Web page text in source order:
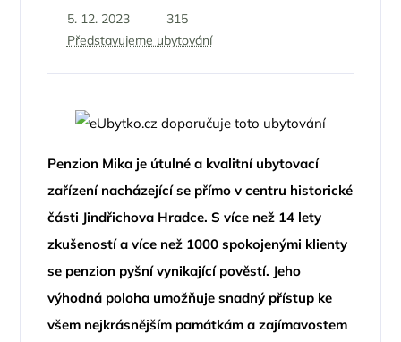
5. 12. 2023
315
Představujeme ubytování
Penzion Mika je útulné a kvalitní ubytovací
zařízení nacházející se přímo v centru historické
části Jindřichova Hradce. S více než 14 lety
zkušeností a více než 1000 spokojenými klienty
se penzion pyšní vynikající pověstí. Jeho
výhodná poloha umožňuje snadný přístup ke
všem nejkrásnějším památkám a zajímavostem